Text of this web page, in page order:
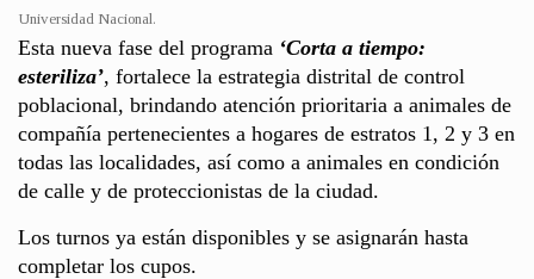
Universidad Nacional.
Esta nueva fase del programa ‘Corta a tiempo:
esteriliza’, fortalece la estrategia distrital de control
poblacional, brindando atención prioritaria a animales de
compañía pertenecientes a hogares de estratos 1, 2 y 3 en
todas las localidades, así como a animales en condición
de calle y de proteccionistas de la ciudad.
Los turnos ya están disponibles y se asignarán hasta
completar los cupos.